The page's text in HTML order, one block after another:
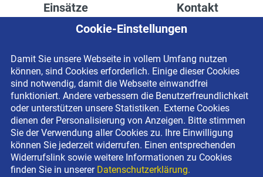
Einsätze
Höhenzugang für
Drainage verlegen
Fassadenreinigung
Terrasse anlegen
Ladenbau
Kontakt
Kontaktformular
Impressum
Datenschutzerklärung
Newsletter-Anmeldung
Cookie-Einstellungen
Damit Sie unsere Webseite in vollem Umfang nutzen
können, sind Cookies erforderlich. Einige dieser Cookies
sind notwendig, damit die Webseite einwandfrei
funktioniert. Andere verbessern die Benutzerfreundlichkeit
oder unterstützen unsere Statistiken. Externe Cookies
dienen der Personalisierung von Anzeigen. Bitte stimmen
Sie der Verwendung aller Cookies zu. Ihre Einwilligung
können Sie jederzeit widerrufen. Einen entsprechenden
Widerrufslink sowie weitere Informationen zu Cookies
finden Sie in unserer Datenschutzerklärung.